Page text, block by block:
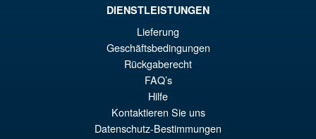
VORBESTELLUNGEN
DIENSTLEISTUNGEN
Lieferung
Geschäftsbedingungen
Rückgaberecht
FAQ’s
Hilfe
Kontaktieren Sie uns
Datenschutz-Bestimmungen